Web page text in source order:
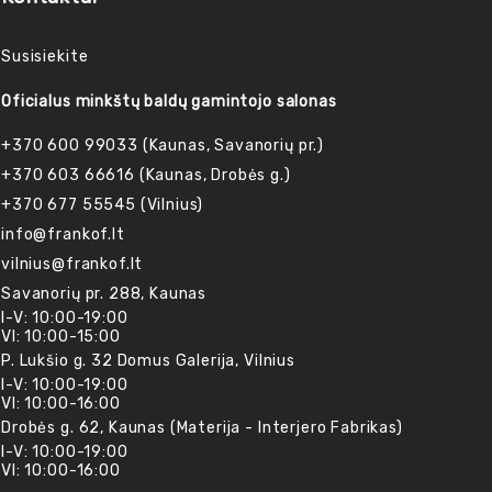
Susisiekite
Oficialus minkštų baldų gamintojo salonas
+370 600 99033 (Kaunas, Savanorių pr.)
+370 603 66616 (Kaunas, Drobės g.)
+370 677 55545 (Vilnius)
info@frankof.lt
vilnius@frankof.lt
Savanorių pr. 288, Kaunas
I-V: 10:00-19:00
VI: 10:00-15:00
P. Lukšio g. 32 Domus Galerija, Vilnius
I-V: 10:00-19:00
VI: 10:00-16:00
Drobės g. 62, Kaunas (Materija - Interjero Fabrikas)
I-V: 10:00-19:00
VI: 10:00-16:00